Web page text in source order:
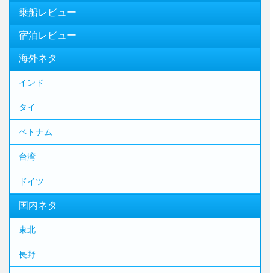
乗船レビュー
宿泊レビュー
海外ネタ
インド
タイ
ベトナム
台湾
ドイツ
国内ネタ
東北
長野